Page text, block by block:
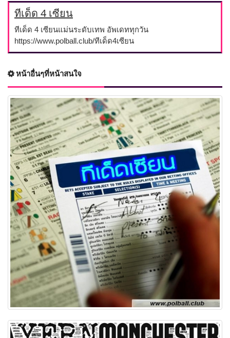
ทีเด็ด 4 เซียน
ทีเด็ด 4 เซียนแม่นระดับเทพ อัพเดททุกวัน
https://www.polball.club/ทีเด็ด4เซียน
หน้าอื่นๆที่หน้าสนใจ